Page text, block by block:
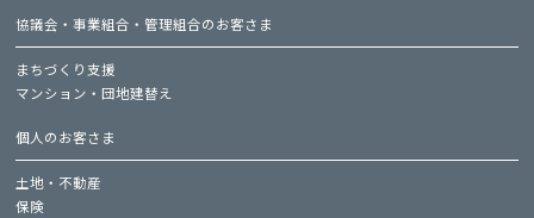
協議会・事業組合・管理組合のお客さま
まちづくり支援
マンション・団地建替え
個人のお客さま
土地・不動産
保険